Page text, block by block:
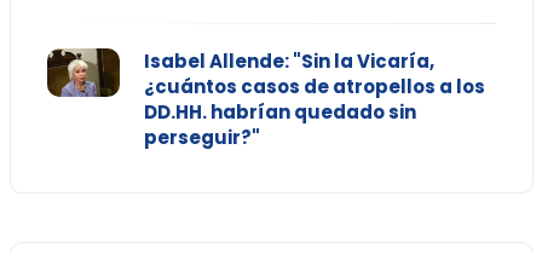
Isabel Allende: "Sin la Vicaría,
¿cuántos casos de atropellos a los
DD.HH. habrían quedado sin
perseguir?"